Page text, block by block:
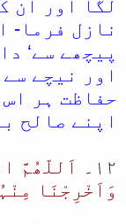
لگا اور ان
نازل فرما-
پیچھے سے‘
اور نیچے
حفاظت ہر
اپنے صالح
۱۲۔
اَللّھُمَّ
وَاَخْرِجْنَا